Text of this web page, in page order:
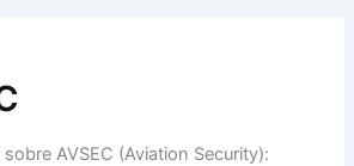
AVSEC (Aviation Security):